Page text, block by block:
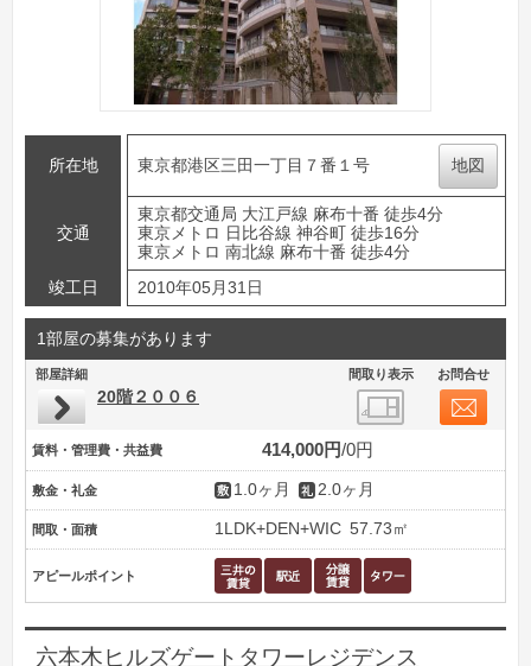
所在地 東京都港区三田一丁目７番１号 地図
交通
東京都交通局 大江戸線 麻布十番 徒歩4分
東京メトロ 日比谷線 神谷町 徒歩16分
東京メトロ 南北線 麻布十番 徒歩4分
竣工日
2010年05月31日
1部屋の募集があります
部屋詳細 間取り表示 お問合せ
20階２００６
賃料・管理費・共益費 414,000円 0円
敷金・礼金 1.0ヶ月 2.0ヶ月
間取・面積 1LDK+DEN+WIC 57.73㎡
アピールポイント
六本木ヒルズゲートタワーレジデンス